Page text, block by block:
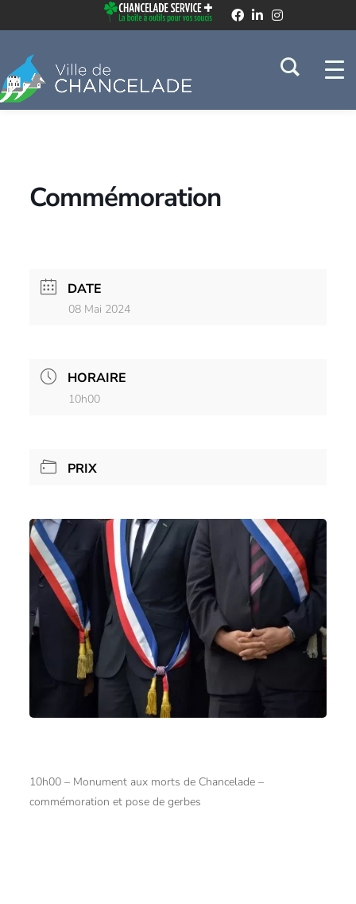
Commémoration
DATE
08 Mai 2024
HORAIRE
10h00
PRIX
10h00 – Monument aux morts de Chancelade –
commémoration et pose de gerbes